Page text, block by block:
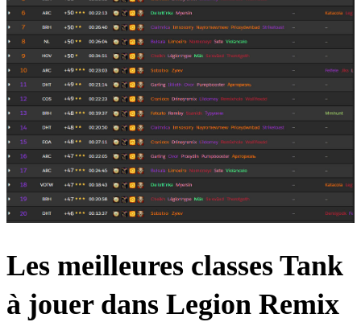
Les meilleures classes Tank
à jouer dans Legion Remix